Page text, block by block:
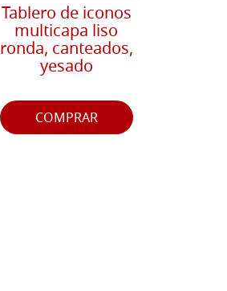
Tablero de iconos
multicapa liso
ronda, canteados,
yesado
COMPRAR